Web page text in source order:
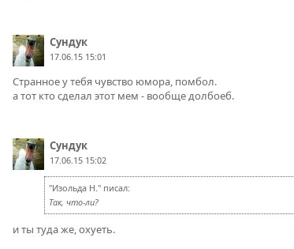
Сундук
17.06.15 15:01
Странное у тебя чувство юмора, помбол.
а тот кто сделал этот мем - вообще долбоеб.
Сундук
17.06.15 15:02
"Изольда Н." писал:
Так, что-ли?
и ты туда же, охуеть.